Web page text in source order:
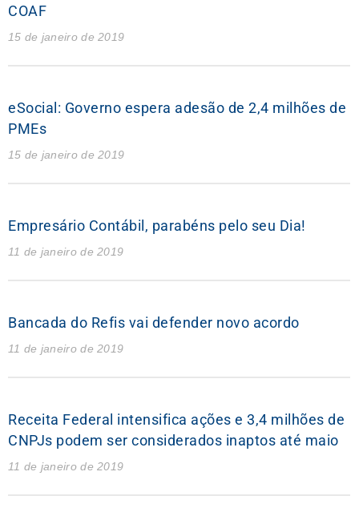
COAF
15 de janeiro de 2019
eSocial: Governo espera adesão de 2,4 milhões de
PMEs
15 de janeiro de 2019
Empresário Contábil, parabéns pelo seu Dia!
11 de janeiro de 2019
Bancada do Refis vai defender novo acordo
11 de janeiro de 2019
Receita Federal intensifica ações e 3,4 milhões de
CNPJs podem ser considerados inaptos até maio
11 de janeiro de 2019